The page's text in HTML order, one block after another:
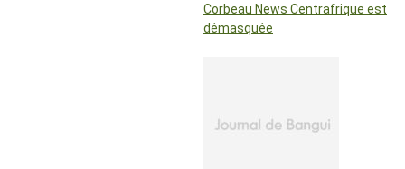
Corbeau News Centrafrique est
démasquée